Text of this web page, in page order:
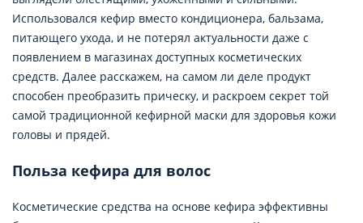
Использовался кефир вместо кондиционера, бальзама,
питающего ухода, и не потерял актуальности даже с
появлением в магазинах доступных косметических
средств. Далее расскажем, на самом ли деле продукт
способен преобразить прическу, и раскроем секрет той
самой традиционной кефирной маски для здоровья кожи
головы и прядей.
Польза кефира для волос
Косметические средства на основе кефира эффективны